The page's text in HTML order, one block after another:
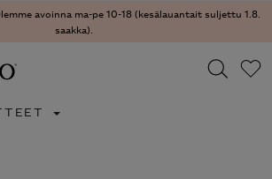
avoinna ma-pe 10-18 (kesälauantait suljettu 1.8.
saakka).
for results.